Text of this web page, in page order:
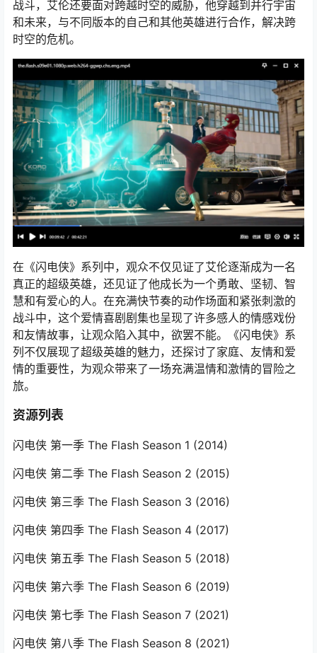
战斗，艾伦还要面对跨越时空的威胁，他穿越到并行宇宙
和未来，与不同版本的自己和其他英雄进行合作，解决跨
时空的危机。
在《闪电侠》系列中，观众不仅见证了艾伦逐渐成为一名
真正的超级英雄，还见证了他成长为一个勇敢、坚韧、智
慧和有爱心的人。在充满快节奏的动作场面和紧张刺激的
战斗中，这个爱情喜剧剧集也呈现了许多感人的情感戏份
和友情故事，让观众陷入其中，欲罢不能。《闪电侠》系
列不仅展现了超级英雄的魅力，还探讨了家庭、友情和爱
情的重要性，为观众带来了一场充满温情和激情的冒险之
旅。
资源列表
闪电侠 第一季 The Flash Season 1‎ (2014)
闪电侠 第二季 The Flash Season 2‎ (2015)
闪电侠 第三季 The Flash Season 3‎ (2016)
闪电侠 第四季 The Flash Season 4‎ (2017)
闪电侠 第五季 The Flash Season 5‎ (2018)
闪电侠 第六季 The Flash Season 6‎ (2019)
闪电侠 第七季 The Flash Season 7‎ (2021)
闪电侠 第八季 The Flash Season 8‎ (2021)